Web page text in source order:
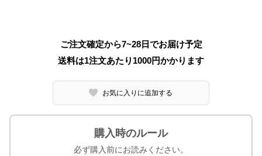
ご注文確定から7~28日でお届け予定
送料は1注文あたり 1000円かかります
お気に入りに追加する
購入時のルール
必ず購入前にお読みください。